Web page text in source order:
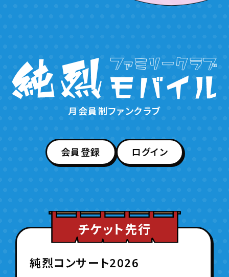
月会員制ファンクラブ
会員登録 ログイン
チケット先行
純烈コンサート2026